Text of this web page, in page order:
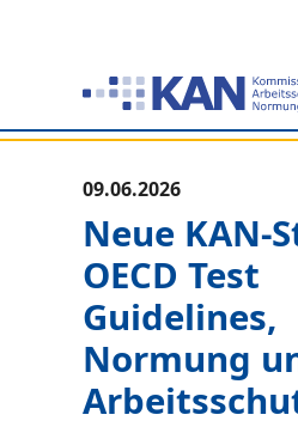
09.06.2026
Neue KAN-
OECD Test
Guidelines,
Normung